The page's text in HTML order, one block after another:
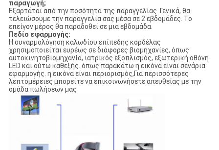
παραγωγή;
Εξαρτάται από την ποσότητα της παραγγελίας. Γενικά, θα
τελειώσουμε την παραγγελία σας μέσα σε 2 εβδομάδες. Το
επείγον μέρος θα παραδοθεί σε μια εβδομάδα.
Πεδίο εφαρμογής:
Η συναρμολόγηση καλωδίου επίπεδης κορδέλας
χρησιμοποιείται ευρέως σε διάφορες βιομηχανίες, όπως
αυτοκινητοβιομηχανία, ιατρικός εξοπλισμός, εξωτερική οθόνη
LED και ούτω καθεξής. όπως παρακάτω η εικόνα είναι σενάρια
εφαρμογής. η εικόνα είναι περιορισμός,Για περισσότερες
λεπτομέρειες μπορείτε να επικοινωνήσετε απευθείας με την
ομάδα πωλήσεων μας